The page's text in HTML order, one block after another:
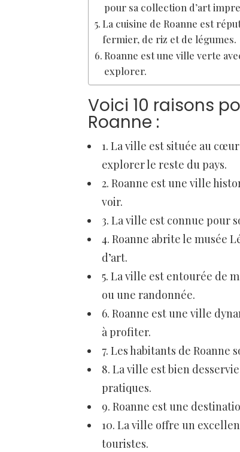
pour sa collection d’art
La cuisine de Roanne est
fermier, de riz et de légumes.
Roanne est une ville verte
explorer.
Voici 10 raisons
Roanne :
1. La ville est située au
explorer le reste du pays.
2. Roanne est une ville
voir.
3. La ville est connue pour
4. Roanne abrite le musée
d’art.
5. La ville est entourée de
ou une randonnée.
6. Roanne est une ville
à profiter.
7. Les habitants de
8. La ville est bien
pratiques.
9. Roanne est une
10. La ville offre un
touristes.